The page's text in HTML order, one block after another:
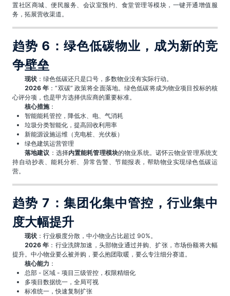
置社区商城、便民服务、会议室预约、食堂管理等模块，一键开通增值服
务，拓展营收渠道。
趋势 6：绿色低碳物业，成为新的竞
争壁垒
现状 ：绿色低碳还只是口号，多数物业没有实际行动。
2026 年 ：“双碳” 政策将全面落地。绿色低碳将成为物业项目投标的核
心评分项，也是甲方选择供应商的重要标准。
核心措施：
智能能耗管控，降低水、电、气消耗
垃圾分类智能化，提高回收利用率
新能源设施运维（充电桩、光伏板）
绿色建筑运营管理
落地建议 ：选择内置能耗管理模块的物业系统。诺怀云物业管理系统支
持自动抄表、能耗分析、异常告警、节能报表，帮助物业实现绿色低碳运
营。
趋势 7：集团化集中管控，行业集中
度大幅提升
现状 ：行业极度分散，中小物业占比超过 90%。
2026 年 ：行业洗牌加速，头部物业通过并购、扩张，市场份额将大幅
提升。中小物业要么被并购，要么抱团取暖，要么专注细分赛道。
核心能力 ：
总部 - 区域 - 项目三级管控，权限精细化
多项目数据统一，全局可视
标准统一，快速复制扩张